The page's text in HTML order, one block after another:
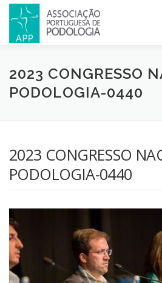
APP PODOLOGIA
CONGRESSOS REVISTA
2023 CONGRESSO
PODOLOGIA-0440
2023 CONGRESSO
PODOLOGIA-0440